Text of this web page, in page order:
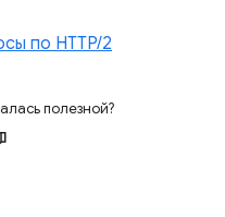
по HTTP/2
полезной?